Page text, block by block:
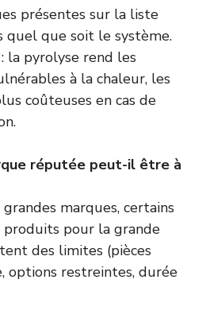
présentes sur la liste
quel que soit le système.
la pyrolyse rend les
à la chaleur, les
coûteuses en cas de
réputée peut-il être à
marques, certains
produits pour la grande
des limites (pièces
options restreintes, durée